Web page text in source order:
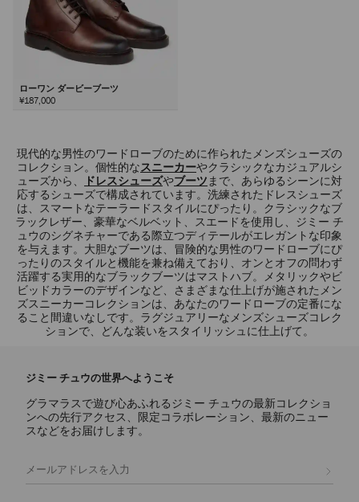
ローワン ダービーブーツ
¥187,000
現代的な男性のワードローブのために作られたメンズシューズの
コレクション。個性的なスニーカーやクラシックなカジュアルシ
ューズから、
ドレスシューズやブーツまで、あらゆるシーンに対
応するシューズで構成されています。洗練されたドレスシューズ
は、スマートなテーラードスタイルにぴったり。クラシックなブ
ラックレザー、豪華なベルベット、スエードを使用し、ジミー チ
ュウのシグネチャーである際立つディテールがエレガントな印象
を与えます。大胆なブーツは、冒険的な男性のワードローブにぴ
ったりのスタイルと機能を兼ね備えており、オンとオフの問わず
活躍する実用的なブラックブーツはマストハブ。メタリックやビ
ビッドカラーのデザインなど、さまざまな仕上げが施されたメン
ズスニーカーコレクションは、あなたのワードローブの定番にな
ること間違いなしです。ラグジュアリーなメンズシューズコレク
ションで、どんな装いをスタイリッシュに仕上げて。
ジミー チュウの世界へようこそ
グラマラスで遊び心あふれるジミー チュウの最新コレクショ
ンへの先行アクセス、限定コラボレーション、最新のニュー
スなどをお届けします。